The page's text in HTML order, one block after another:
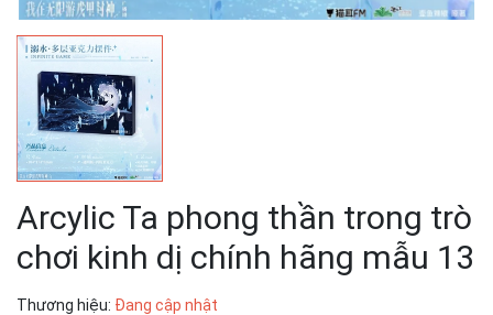
Arcylic Ta phong thần trong trò
chơi kinh dị chính hãng mẫu 13
Thương hiệu: Đang cập nhật